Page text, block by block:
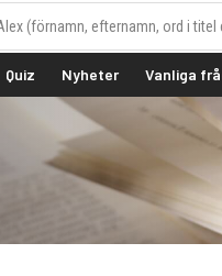
Quiz Nyheter Vanliga